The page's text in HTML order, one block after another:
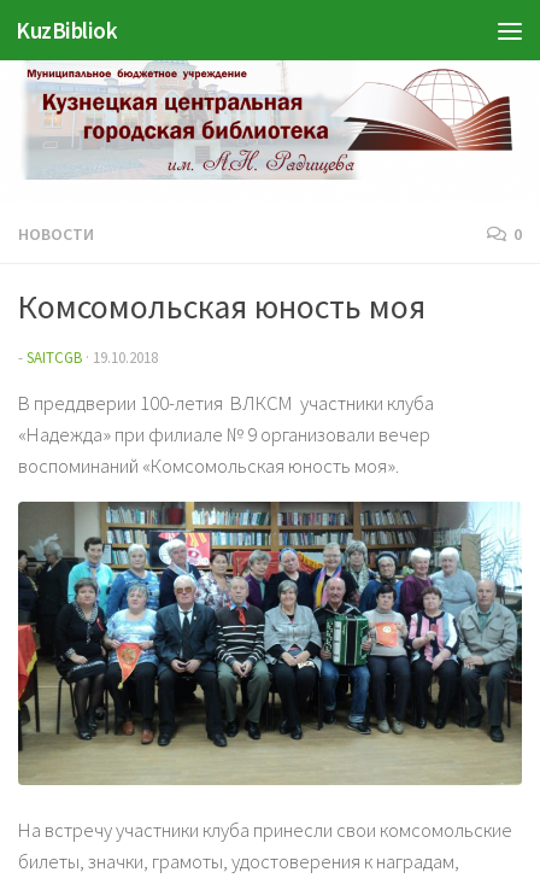
Перейти к содержимому
KuzBibliok
НОВОСТИ 0
Комсомольская юность моя
-SAITCGB · 19.10.2018
В преддверии 100-летия ВЛКСМ участники клуба
«Надежда» при филиале № 9 организовали вечер
воспоминаний «Комсомольская юность моя».
На встречу участники клуба принесли свои комсомольские
билеты, значки, грамоты, удостоверения к наградам,